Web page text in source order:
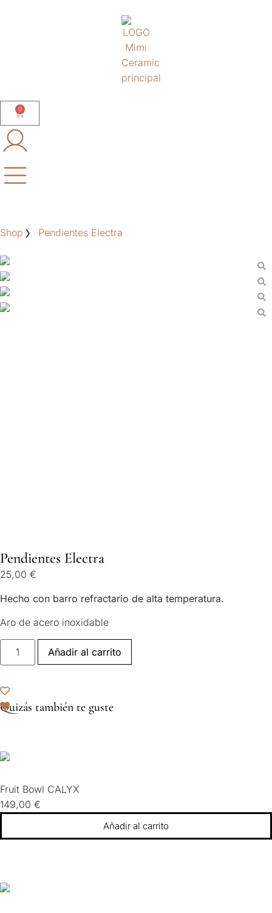
0
Shop Pendientes Electra
Pendientes Electra
25,00 €
Hecho con barro refractario de alta temperatura.
Aro de acero inoxidable
Añadir al carrito
Quizás también te guste
Fruit Bowl CALYX
149,00 €
Añadir al carrito